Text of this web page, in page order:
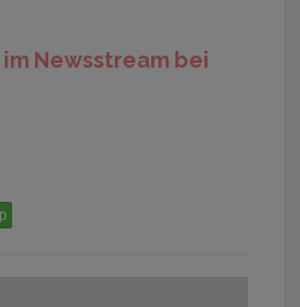
Newsstream bei